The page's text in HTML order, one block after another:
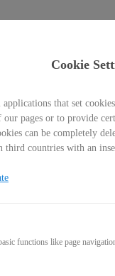
Buch
Cookie
that set
our pages or to provide
can be completely
third countries with an
functions like page